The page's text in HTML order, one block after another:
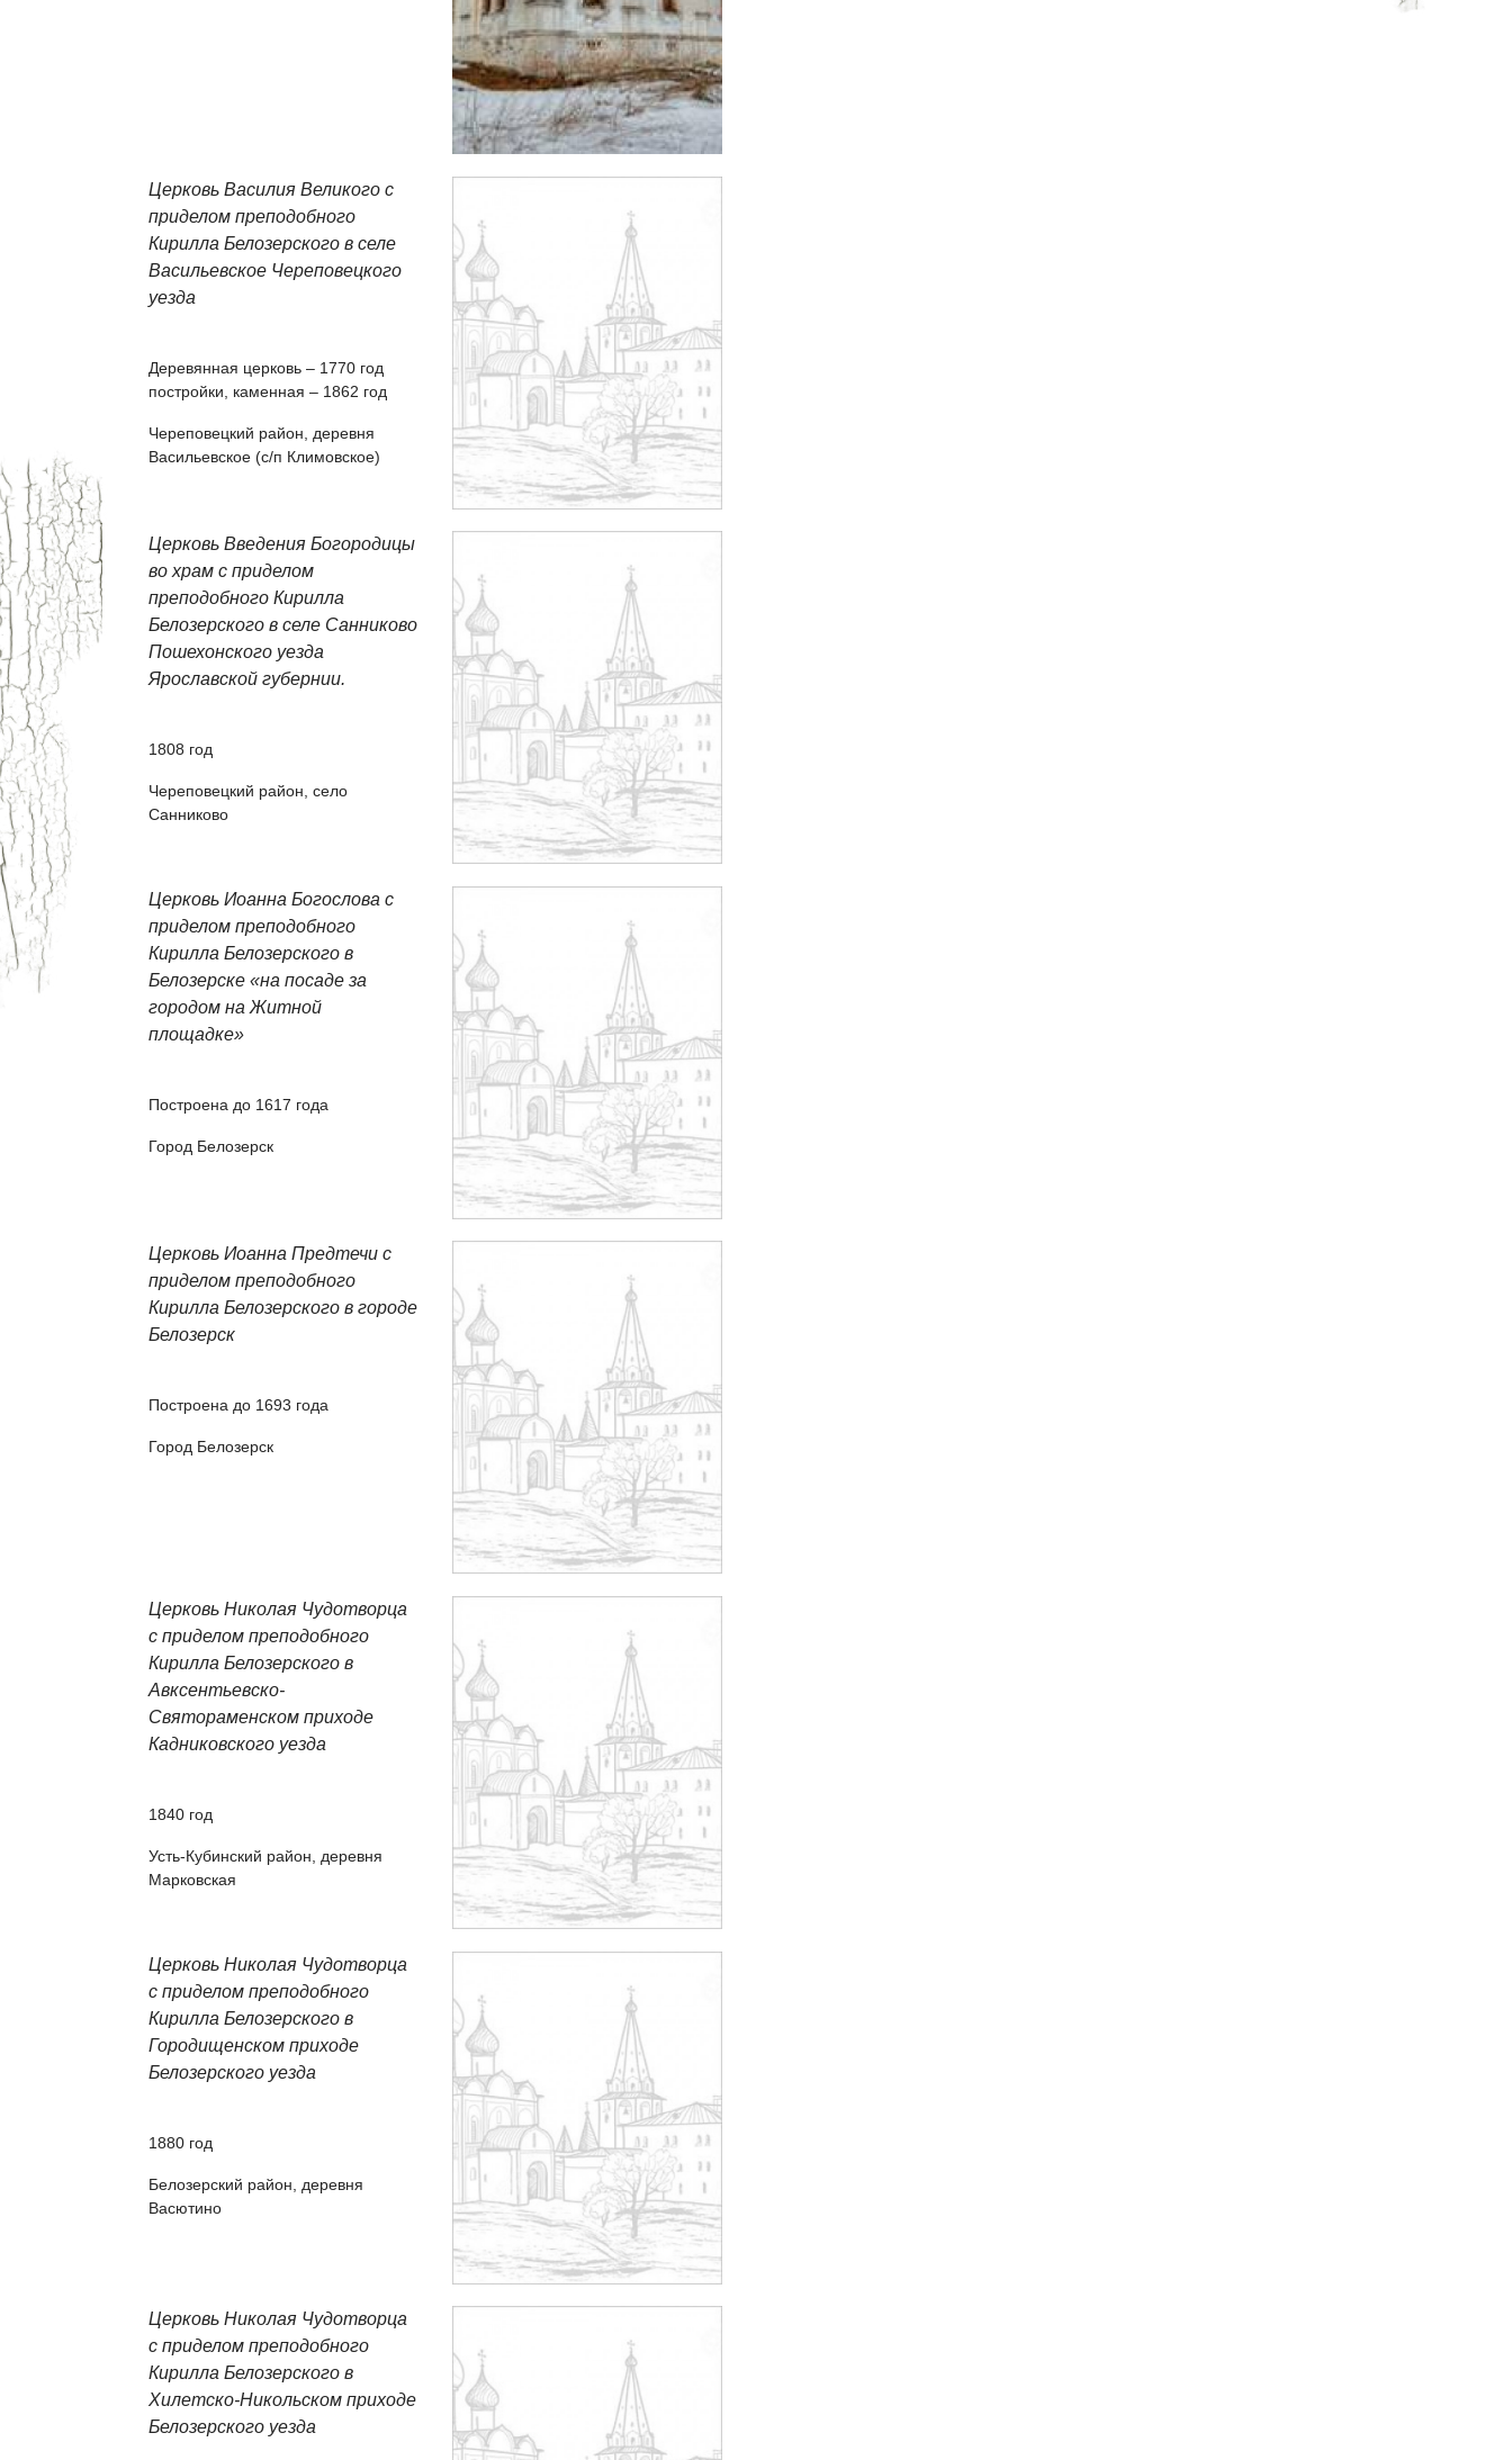
Церковь Василия Великого с
приделом преподобного
Кирилла Белозерского в селе
Васильевское Череповецкого
уезда
Деревянная церковь – 1770 год
постройки, каменная – 1862 год
Череповецкий район, деревня
Васильевское (с/п Климовское)
Церковь Введения Богородицы
во храм с приделом
преподобного Кирилла
Белозерского в селе Санниково
Пошехонского уезда
Ярославской губернии.
1808 год
Череповецкий район, село
Санниково
Церковь Иоанна Богослова с
приделом преподобного
Кирилла Белозерского в
Белозерске «на посаде за
городом на Житной
площадке»
Построена до 1617 года
Город Белозерск
Церковь Иоанна Предтечи с
приделом преподобного
Кирилла Белозерского в городе
Белозерск
Построена до 1693 года
Город Белозерск
Церковь Николая Чудотворца
с приделом преподобного
Кирилла Белозерского в
Авксентьевско-
Святораменском приходе
Кадниковского уезда
1840 год
Усть-Кубинский район, деревня
Марковская
Церковь Николая Чудотворца
с приделом преподобного
Кирилла Белозерского в
Городищенском приходе
Белозерского уезда
1880 год
Белозерский район, деревня
Васютино
Церковь Николая Чудотворца
с приделом преподобного
Кирилла Белозерского в
Хилетско-Никольском приходе
Белозерского уезда